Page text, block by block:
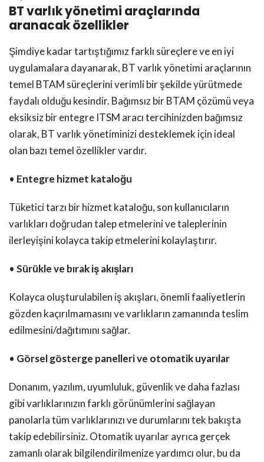
BT varlık yönetimi araçlarında
aranacak özellikler
Şimdiye kadar tartıştığımız farklı süreçlere ve en iyi
uygulamalara dayanarak, BT varlık yönetimi araçlarının
temel BTAM süreçlerini verimli bir şekilde yürütmede
faydalı olduğu kesindir. Bağımsız bir BTAM çözümü veya
eksiksiz bir entegre ITSM aracı tercihinizden bağımsız
olarak, BT varlık yönetiminizi desteklemek için ideal
olan bazı temel özellikler vardır.
• Entegre hizmet kataloğu
Tüketici tarzı bir hizmet kataloğu, son kullanıcıların
varlıkları doğrudan talep etmelerini ve taleplerinin
ilerleyişini kolayca takip etmelerini kolaylaştırır.
• Sürükle ve bırak iş akışları
Kolayca oluşturulabilen iş akışları, önemli faaliyetlerin
gözden kaçırılmamasını ve varlıkların zamanında teslim
edilmesini/dağıtımını sağlar.
• Görsel gösterge panelleri ve otomatik uyarılar
Donanım, yazılım, uyumluluk, güvenlik ve daha fazlası
gibi varlıklarınızın farklı görünümlerini sağlayan
panolarla tüm varlıklarınızı ve durumlarını tek bakışta
takip edebilirsiniz. Otomatik uyarılar ayrıca gerçek
zamanlı olarak bilgilendirilmenize yardımcı olur, bu da